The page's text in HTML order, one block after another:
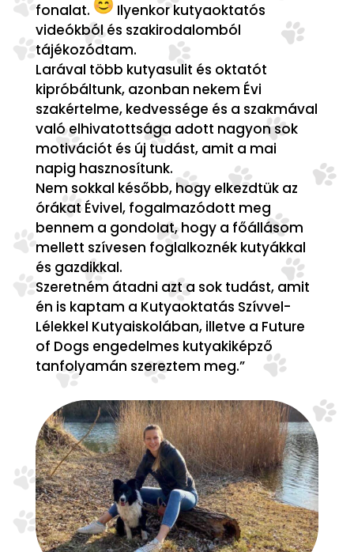
fonalat.
Ilyenkor kutyaoktatós
videókból és szakirodalomból
tájékozódtam.
Larával több kutyasulit és oktatót
kipróbáltunk, azonban nekem Évi
szakértelme, kedvessége és a szakmával
való elhivatottsága adott nagyon sok
motivációt és új tudást, amit a mai
napig hasznosítunk.
Nem sokkal később, hogy elkezdtük az
órákat Évivel, fogalmazódott meg
bennem a gondolat, hogy a főállásom
mellett szívesen foglalkoznék kutyákkal
és gazdikkal.
Szeretném átadni azt a sok tudást, amit
én is kaptam a Kutyaoktatás Szívvel-
Lélekkel Kutyaiskolában, illetve a Future
of Dogs engedelmes kutyakiképző
tanfolyamán szereztem meg.”